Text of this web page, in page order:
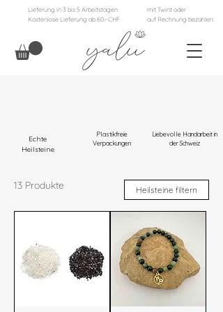
Lieferung in 3 bis 5 Arbeitstagen
Kostenlose Lieferung ab 60.- CHF
mit Twint oder
auf Rechnung bezahlen
Echte
Heilsteine
Plastikfreie
Verpackungen
Liebevolle Handarbeit in
der Schweiz
13 Produkte Heilsteine filtern